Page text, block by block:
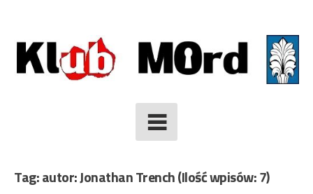
to
content
Tag: autor: Jonathan Trench(Ilość wpisów: 7)